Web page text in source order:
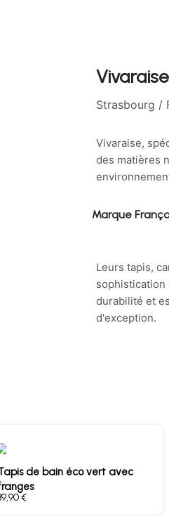
Vivaraise
Strasbourg /
Vivaraise,
des matières
Marque
Leurs tapis,
sophistication
durabilité et
d'exception.
de bain éco vert avec
€